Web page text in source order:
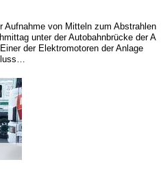
Aufnahme von Mitteln zum Abstrahlen
unter der Autobahnbrücke der A
der Elektromotoren der Anlage